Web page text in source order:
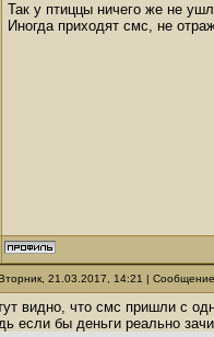
Так у птиццы ничего же не
Иногда приходят смс, не
21.03.2017, 14:21 |
видно, что смс пришли с
если бы деньги реально